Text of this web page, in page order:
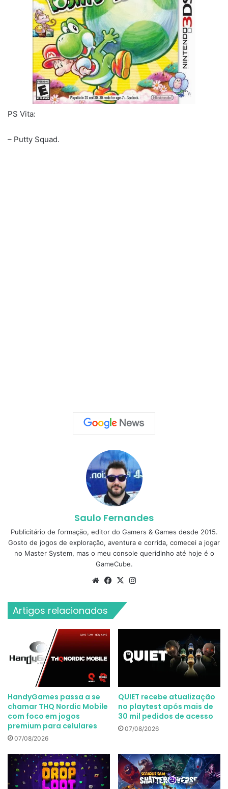
PS Vita:
– Putty Squad.
Saulo Fernandes
Publicitário de formação, editor do Gamers & Games desde 2015.
Gosto de jogos de exploração, aventura e corrida, comecei a jogar
no Master System, mas o meu console queridinho até hoje é o
GameCube.
WebsiteFacebook
X
Artigos relacionados
HandyGames passa a se
chamar THQ Nordic Mobile
com foco em jogos
premium para celulares
07/08/2026
QUIET recebe atualização
no playtest após mais de
30 mil pedidos de acesso
07/08/2026